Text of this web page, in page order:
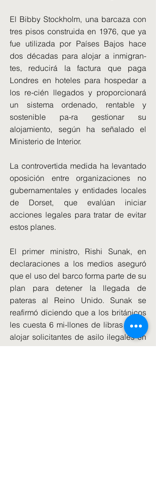
El Bibby Stockholm, una barcaza con
tres pisos construida en 1976, que ya
fue utilizada por Países Bajos hace
dos décadas para alojar a inmigran-
tes, reducirá la factura que paga
Londres en hoteles para hospedar a
los re-cién llegados y proporcionará
un sistema ordenado, rentable y
sostenible pa-ra gestionar su
alojamiento, según ha señalado el
Ministerio de Interior.
La controvertida medida ha levantado
oposición entre organizaciones no
gubernamentales y entidades locales
de Dorset, que evalúan iniciar
acciones legales para tratar de evitar
estos planes.
El primer ministro, Rishi Sunak, en
declaraciones a los medios aseguró
que el uso del barco forma parte de su
plan para detener la llegada de
pateras al Reino Unido. Sunak se
reafirmó diciendo que a los británicos
les cuesta 6 mi-llones de libras al día
alojar solicitantes de asilo ilegales en
hoteles y que eso no puede seguir así.